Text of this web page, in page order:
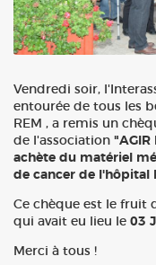
Vendredi soir,
entourée de tous les
REM , a remis un
de l'association "AGIR
achète du matériel
de cancer de l'hôpital
Ce chèque est le fruit
qui avait eu lieu le 03
Merci à tous !